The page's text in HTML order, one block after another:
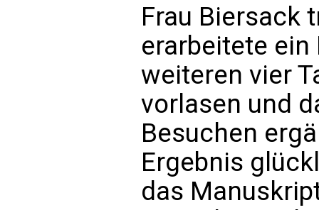
Frau Biersack
erarbeitete
weiteren vier
vorlasen und
Besuchen
Ergebnis
das